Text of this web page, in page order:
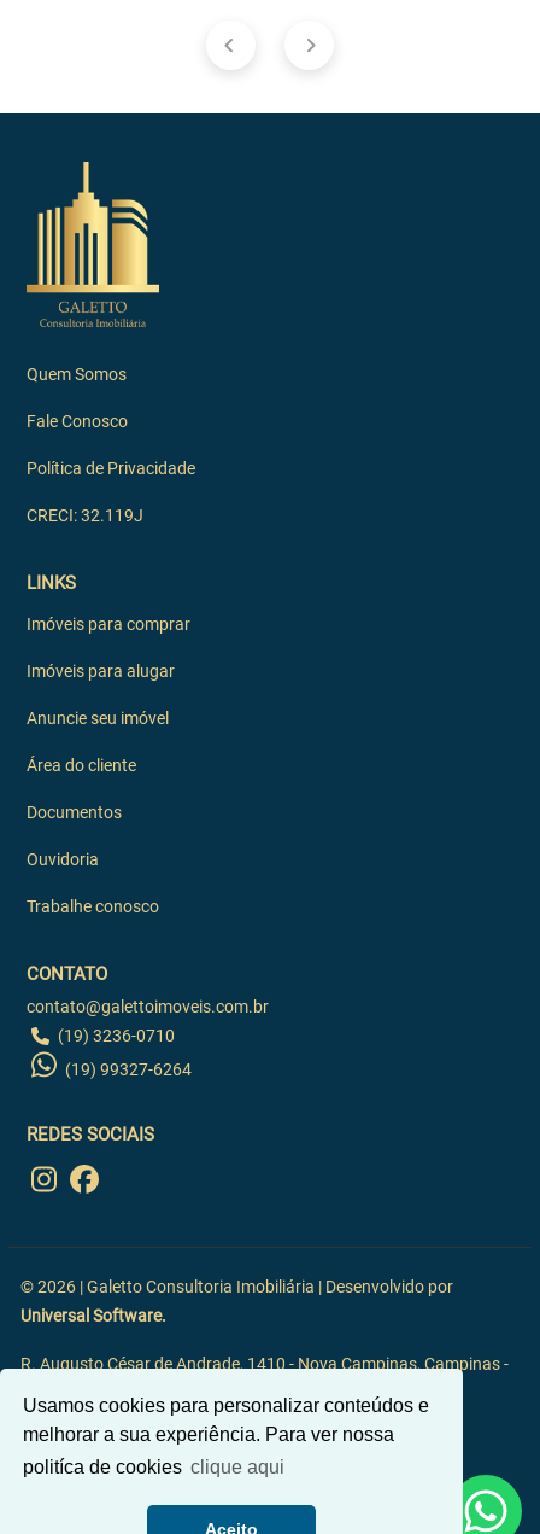
Usamos cookies para personalizar conteúdos e
melhorar a sua experiência. Para ver nossa
politíca de cookies clique aqui
Aceito
Quem Somos
Fale Conosco
Política de Privacidade
CRECI: 32.119J
LINKS
Imóveis para comprar
Imóveis para alugar
Anuncie seu imóvel
Área do cliente
Documentos
Ouvidoria
Trabalhe conosco
CONTATO
contato@galettoimoveis.com.br
(19) 3236-0710
(19) 99327-6264
REDES SOCIAIS
© 2026 | Galetto Consultoria Imobiliária | Desenvolvido por
Universal Software.
R. Augusto César de Andrade, 1410 - Nova Campinas, Campinas -
SP, 13092-117